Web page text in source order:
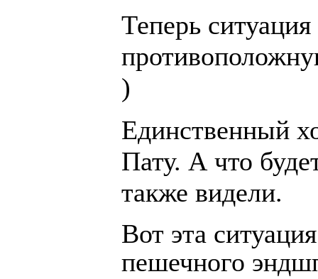
Теперь
)
Единственный
Пату. А что
также видели.
Вот эта
пешечного